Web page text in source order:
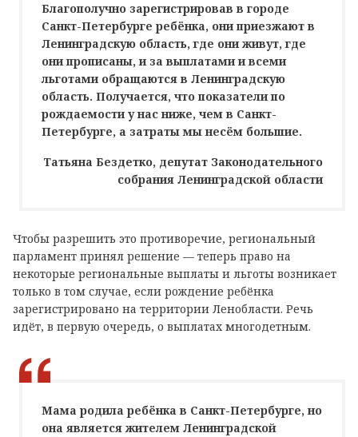
Благополучно зарегистрировав в городе
Санкт-Петербурге ребёнка, они приезжают в
Ленинградскую область, где они живут, где
они прописаны, и за выплатами и всеми
льготами обращаются в Ленинградскую
область. Получается, что показатели по
рождаемости у нас ниже, чем в Санкт-
Петербурге, а затраты мы несём большие.
Татьяна Бездетко, депутат Законодательного
собрания Ленинградской области
Чтобы разрешить это противоречие, региональный
парламент принял решение — теперь право на
некоторые региональные выплаты и льготы возникает
только в том случае, если рождение ребёнка
зарегистрировано на территории Ленобласти. Речь
идёт, в первую очередь, о выплатах многодетным.
Мама родила ребёнка в Санкт-Петербурге, но
она является жителем Ленинградской